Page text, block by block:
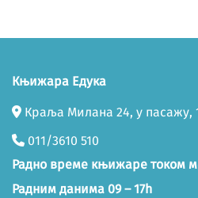
Књижара Едука
Краља Милана 24, у пасажу,
011/3610 510
Радно време књижаре током
Радним данима 09 – 17h